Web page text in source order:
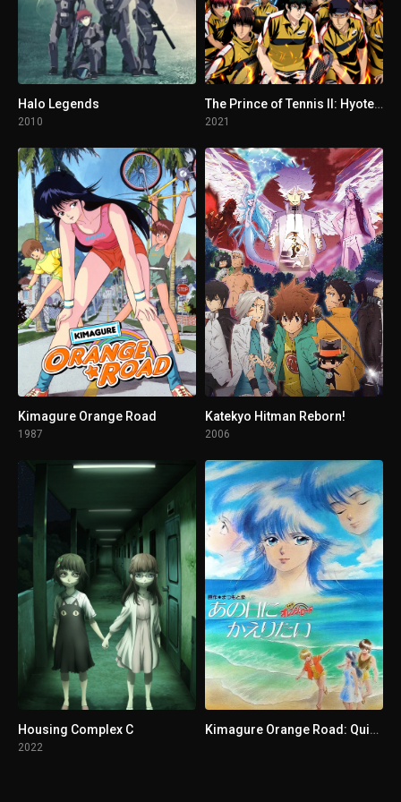
1 - 6 El flautista de Hamelín
Halo Legends
2010
The Prince of Tennis II: Hyotei vs Rikkai - Game of Future
2021
Kimagure Orange Road
1987
Katekyo Hitman Reborn!
2006
Housing Complex C
2022
Kimagure Orange Road: Quiero volver a ese día